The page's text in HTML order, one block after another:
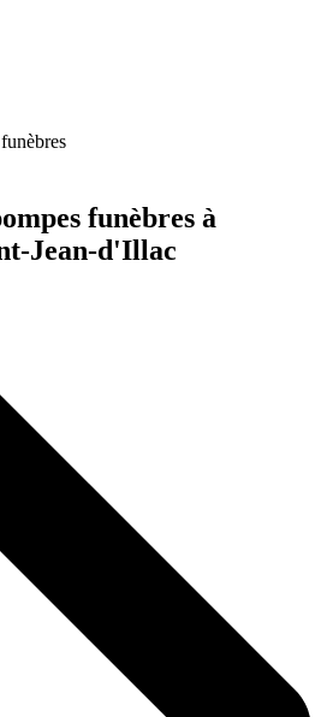
funèbres à
Jean-d'Illac